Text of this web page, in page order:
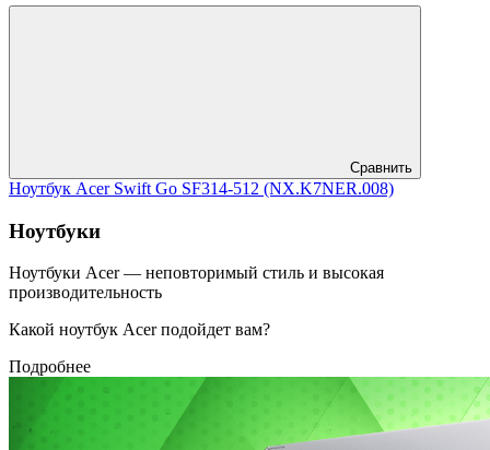
Сравнить
Ноутбук Acer Swift Go SF314-512 (NX.K7NER.008)
Ноутбуки
Ноутбуки Acer — неповторимый стиль и высокая
производительность
Какой ноутбук Acer подойдет вам?
Подробнее